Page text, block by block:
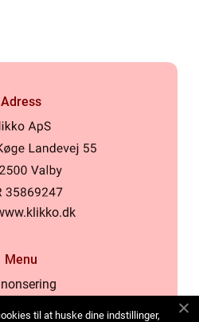
Adress
Menu
til at huske dine indstillinger,